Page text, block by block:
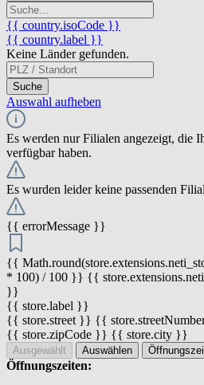
{{ country.isoCode }}
{{ country.label }}
Keine Länder gefunden.
Suche
Auswahl aufheben
Es werden nur Filialen angezeigt, die
verfügbar haben.
Es wurden leider keine passenden
{{ errorMessage }}
{{
* 100) / 100 }} {{
}}
{{ store.label }}
{{ store.street }} {{
{{ store.zipCode }} {{ store.city }}
Ausgewählt Auswählen
Öffnungszeiten: